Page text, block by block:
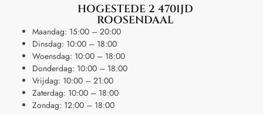
HOGESTEDE 2 4701JD
ROOSENDAAL
Maandag: 15:00 – 20:00
Dinsdag: 10:00 – 18:00
Woensdag: 10:00 – 18:00
Donderdag: 10:00 – 18:00
Vrijdag: 10:00 – 21:00
Zaterdag: 10:00 – 18:00
Zondag: 12:00 – 18:00